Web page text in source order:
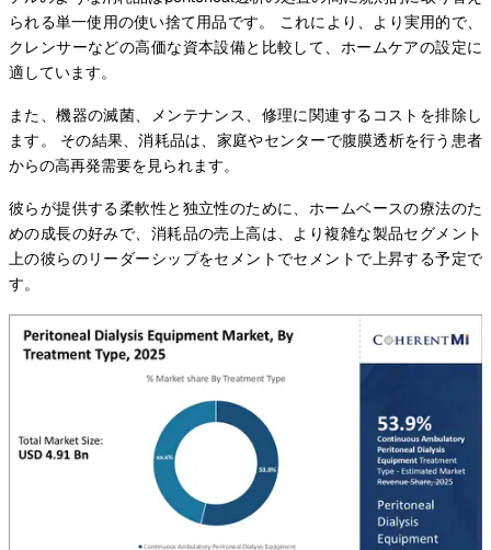
られる単一使用の使い捨て用品です。 これにより、より実用的で、
クレンサーなどの高価な資本設備と比較して、ホームケアの設定に
適しています。
また、機器の滅菌、メンテナンス、修理に関連するコストを排除し
ます。 その結果、消耗品は、家庭やセンターで腹膜透析を行う患者
からの高再発需要を見られます。
彼らが提供する柔軟性と独立性のために、ホームベースの療法のた
めの成長の好みで、消耗品の売上高は、より複雑な製品セグメント
上の彼らのリーダーシップをセメントでセメントで上昇する予定で
す。